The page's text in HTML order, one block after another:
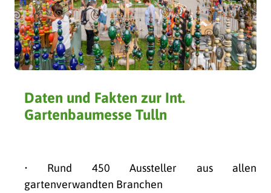
Daten und Fakten zur Int.
Gartenbaumesse Tulln
• Rund 450 Aussteller aus allen
gartenverwandten Branchen